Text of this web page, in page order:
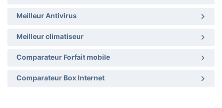
Meilleur Antivirus
Meilleur climatiseur
Comparateur Forfait mobile
Comparateur Box Internet